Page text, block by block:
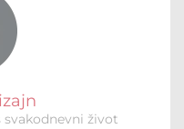
svakodnevni život